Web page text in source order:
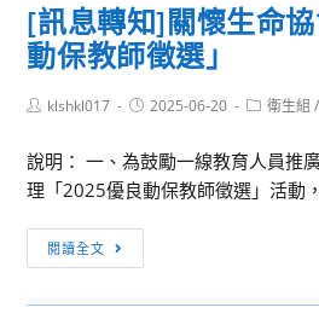
[訊息轉知]關懷生命
動保教師徵選」
Postklshkl017
Post2025-06-20
Post衛生組 /
說明： 一、為鼓勵一線教育人員推
理「2025優良動保教師徵選」活動
閱讀全文
息
轉